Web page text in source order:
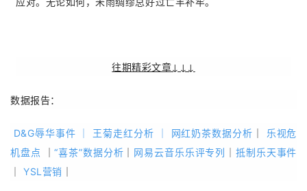
应对。无论如何，未雨绸缪总好过亡羊补牢。
往期精彩文章↓↓↓
数据报告：
D&G辱华事件 王菊走红分析 网红奶茶数据分析
乐视危
机盘点 ｜“喜茶”数据分析 网易云音乐乐评专列 ｜抵制乐天事件
YSL营销